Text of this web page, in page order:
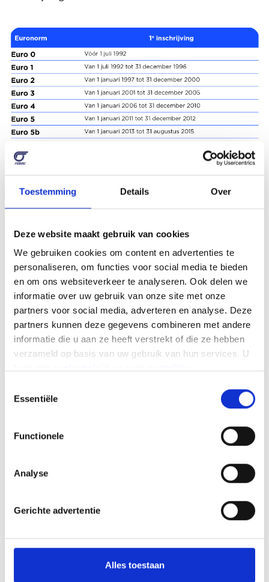
Toestemming Details Over
Deze website maakt gebruik van cookies
We gebruiken cookies om content en advertenties te
personaliseren, om functies voor social media te bieden
en om ons websiteverkeer te analyseren. Ook delen we
informatie over uw gebruik van onze site met onze
partners voor social media, adverteren en analyse. Deze
partners kunnen deze gegevens combineren met andere
informatie die u aan ze heeft verstrekt of die ze hebben
verzameld op basis van uw gebruik van hun services. U
Essentiële
Functionele
Analyse
Gerichte advertentie
Alles toestaan
Image
Waar vind ik de precieze fiscale
WLTP of NEDC?
Hoe weet ik of mijn voertuig
voldoet aan de veiligheids- en
milieunormen?